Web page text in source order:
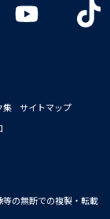
集
サイトマップ
等の無断での複製・転載